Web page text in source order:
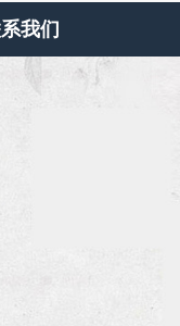
我们